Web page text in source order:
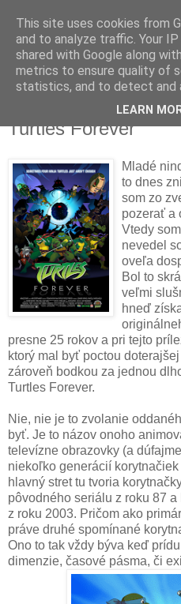
pondelok 14. decembra
Turtles Forever
Mladé
to dnes
som zo
pozerať a
Vtedy
nevedel
oveľa
Bol to
veľmi
hneď
presne 25 rokov a pri tejto
ktorý mal byť poctou
zároveň bodkou za jednou
Turtles Forever.
Nie, nie je to zvolanie
byť. Je to názov onoho
televízne obrazovky (a
niekoľko generácií
hlavný stret tu tvoria
pôvodného seriálu z roku 87 a
z roku 2003. Pričom ako
práve druhé spomínané
Ono to tak vždy býva keď
dimenzie, časové pásma, či
This site uses cookies from
and to analyze traffic. Your
shared with Google along
metrics to ensure quality of
statistics, and to detect and
LEARN